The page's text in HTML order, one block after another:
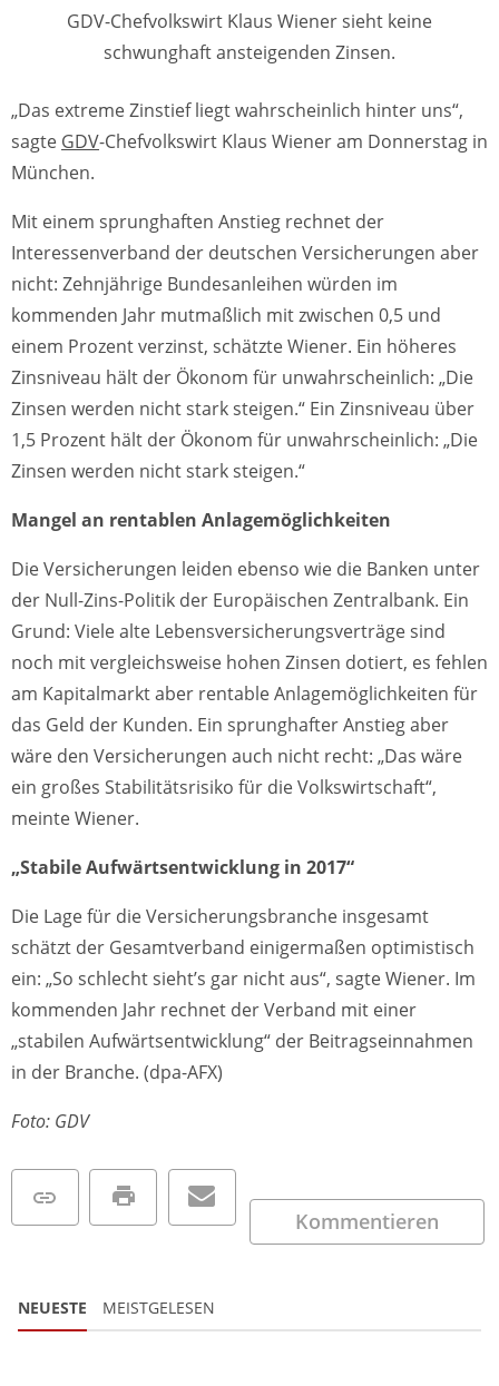
GDV-Chefvolkswirt Klaus Wiener sieht keine
schwunghaft ansteigenden Zinsen.
„Das extreme Zinstief liegt wahrscheinlich hinter uns“,
sagte GDV-Chefvolkswirt Klaus Wiener am Donnerstag in
München.
Mit einem sprunghaften Anstieg rechnet der
Interessenverband der deutschen Versicherungen aber
nicht: Zehnjährige Bundesanleihen würden im
kommenden Jahr mutmaßlich mit zwischen 0,5 und
einem Prozent verzinst, schätzte Wiener. Ein höheres
Zinsniveau hält der Ökonom für unwahrscheinlich: „Die
Zinsen werden nicht stark steigen.“ Ein Zinsniveau über
1,5 Prozent hält der Ökonom für unwahrscheinlich: „Die
Zinsen werden nicht stark steigen.“
Mangel an rentablen Anlagemöglichkeiten
Die Versicherungen leiden ebenso wie die Banken unter
der Null-Zins-Politik der Europäischen Zentralbank. Ein
Grund: Viele alte Lebensversicherungsverträge sind
noch mit vergleichsweise hohen Zinsen dotiert, es fehlen
am Kapitalmarkt aber rentable Anlagemöglichkeiten für
das Geld der Kunden. Ein sprunghafter Anstieg aber
wäre den Versicherungen auch nicht recht: „Das wäre
ein großes Stabilitätsrisiko für die Volkswirtschaft“,
meinte Wiener.
„Stabile Aufwärtsentwicklung in 2017“
Die Lage für die Versicherungsbranche insgesamt
schätzt der Gesamtverband einigermaßen optimistisch
ein: „So schlecht sieht’s gar nicht aus“, sagte Wiener. Im
kommenden Jahr rechnet der Verband mit einer
„stabilen Aufwärtsentwicklung“ der Beitragseinnahmen
in der Branche. (dpa-AFX)
Foto: GDV
Kommentieren
NEUESTE MEISTGELESEN